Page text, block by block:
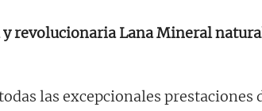
revolucionaria Lana Mineral
las excepcionales prestaciones